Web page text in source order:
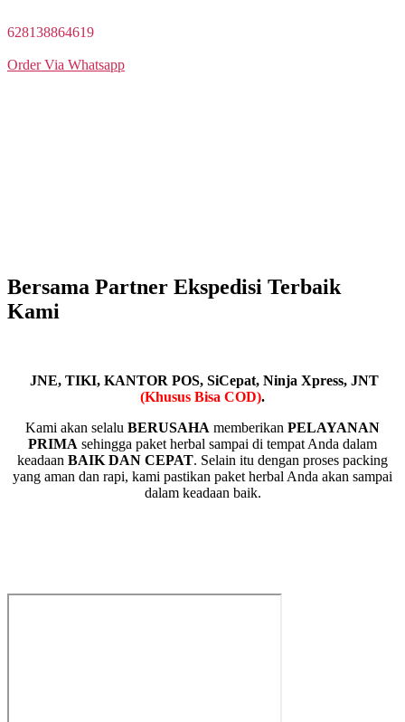
628138864619
Order Via Whatsapp
Bersama Partner Ekspedisi Terbaik
Kami
JNE, TIKI, KANTOR POS, SiCepat, Ninja Xpress, JNT
(Khusus Bisa COD).
Kami akan selalu BERUSAHA memberikan PELAYANAN
PRIMA sehingga paket herbal sampai di tempat Anda dalam
keadaan BAIK DAN CEPAT. Selain itu dengan proses packing
yang aman dan rapi, kami pastikan paket herbal Anda akan sampai
dalam keadaan baik.